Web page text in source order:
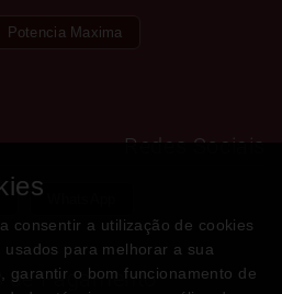
Potencia Maxima
Redes Sociais
de Pagamento
consentir a utilização de cookies
para melhorar a sua
garantir o bom funcionamento de